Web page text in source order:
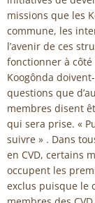
missions que les
commune, les
l’avenir de ces
fonctionner à côté
Koogônda
questions que
membres disent
qui sera prise. «
suivre » . Dans
en CVD, certains
occupent les
exclus puisque le